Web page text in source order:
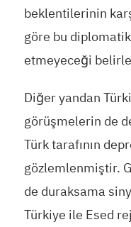
beklentilerinin
göre bu
etmeyeceği
Diğer yandan
görüşmelerin de
Türk tarafının
gözlemlenmiştir.
de duraksama
Türkiye ile Esed